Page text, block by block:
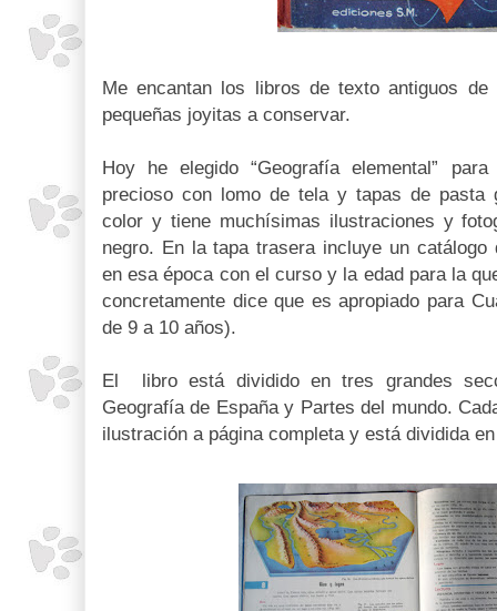
Me encantan los libros de texto antiguos
pequeñas joyitas a conservar.
Hoy he elegido “Geografía elemental”
precioso con lomo de tela y tapas de pasta
color y tiene muchísimas ilustraciones y
negro. En la tapa trasera incluye un catálogo
en esa época con el curso y la edad para la
concretamente dice que es apropiado para
de 9 a 10 años).
El libro está dividido en tres grandes
Geografía de España y Partes del mundo.
ilustración a página completa y está dividida